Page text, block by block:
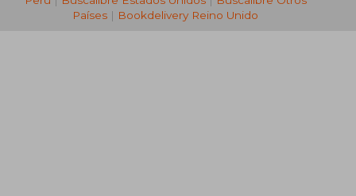
Países | Bookdelivery Reino Unido